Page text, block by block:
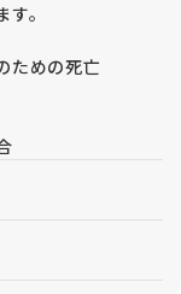
。
ための死亡